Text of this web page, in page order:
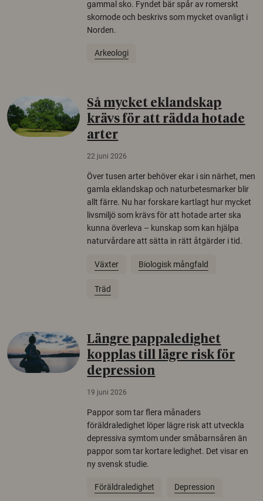
gammal sko. Fyndet bär spår av romerskt
skomode och beskrivs som mycket ovanligt i
Norden.
Arkeologi
Så mycket eklandskap
krävs för att rädda hotade
arter
22 juni 2026
Över tusen arter behöver ekar i sin närhet, men
gamla eklandskap och naturbetesmarker blir
allt färre. Nu har forskare kartlagt hur mycket
livsmiljö som krävs för att hotade arter ska
kunna överleva – kunskap som kan hjälpa
naturvårdare att sätta in rätt åtgärder i tid.
Växter Biologisk mångfald
Träd
Längre pappaledighet
kopplas till lägre risk för
depression
19 juni 2026
Pappor som tar flera månaders
föräldraledighet löper lägre risk att utveckla
depressiva symtom under småbarnsåren än
pappor som tar kortare ledighet. Det visar en
ny svensk studie.
Föräldraledighet Depression